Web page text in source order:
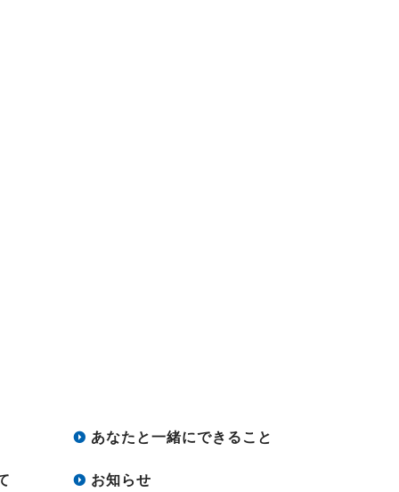
あなたと一緒にできること
お知らせ